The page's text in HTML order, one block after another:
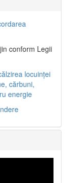
conform Legii
locuinței
cărbuni,
energie